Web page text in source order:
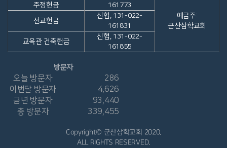
주정헌금
161773
예금주:
군산삼학교회
선교헌금
신협, 131-022-
161831
교육관 건축헌금
신협, 131-022-
161855
방문자
오늘 방문자
286
이번달 방문자
4,626
금년 방문자
93,440
총 방문자
339,455
Copyright© 군산삼학교회 2020.
ALL RIGHTS RESERVED.